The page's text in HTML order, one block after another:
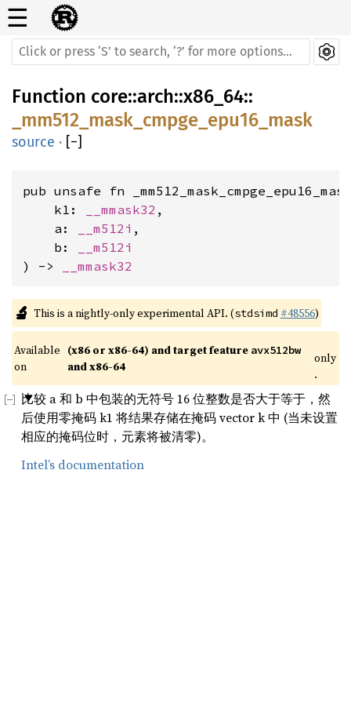
☰
Function core::arch::x86_64::
_mm512_mask_cmpge_epu16_mask
source · [−]
pub unsafe fn
    k1:
__mmask32 ,
    a:
__m512i ,
    b:
__m512i
) ->
__mmask32
🔬 This is a nightly-only experimental API. (stdsimd #48556)
Available
on
(x86 or x86-64) and target feature avx512bw
and x86-64
only
.
比较 a 和 b 中包装的无符号 16 位整数是否大于等于，然
后使用零掩码 k1 将结果存储在掩码 vector k 中 (当未设置
相应的掩码位时，元素将被清零)。
Intel’s documentation